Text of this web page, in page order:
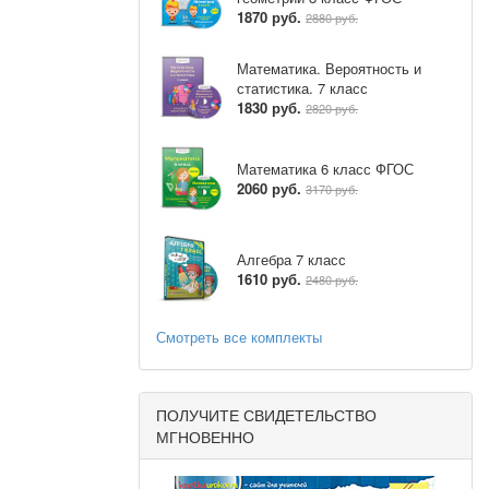
1870 руб. 2880 руб.
Математика. Вероятность и
статистика. 7 класс
1830 руб. 2820 руб.
Математика 6 класс ФГОС
2060 руб. 3170 руб.
Алгебра 7 класс
1610 руб. 2480 руб.
Смотреть все комплекты
ПОЛУЧИТЕ СВИДЕТЕЛЬСТВО
МГНОВЕННО